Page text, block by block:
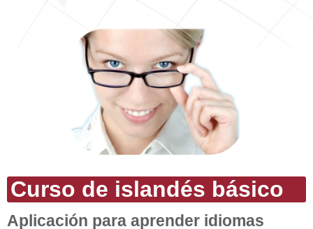
Curso de islandés básico
Aplicación para aprender idiomas